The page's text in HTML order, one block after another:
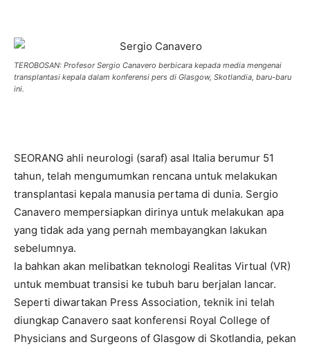
TEROBOSAN: Profesor Sergio Canavero berbicara kepada media mengenai
transplantasi kepala dalam konferensi pers di Glasgow, Skotlandia, baru-baru
ini.
SEORANG ahli neurologi (saraf) asal Italia berumur 51
tahun, telah mengumumkan rencana untuk melakukan
transplantasi kepala manusia pertama di dunia. Sergio
Canavero mempersiapkan dirinya untuk melakukan apa
yang tidak ada yang pernah membayangkan lakukan
sebelumnya.
Ia bahkan akan melibatkan teknologi Realitas Virtual (VR)
untuk membuat transisi ke tubuh baru berjalan lancar.
Seperti diwartakan Press Association, teknik ini telah
diungkap Canavero saat konferensi Royal College of
Physicians and Surgeons of Glasgow di Skotlandia, pekan